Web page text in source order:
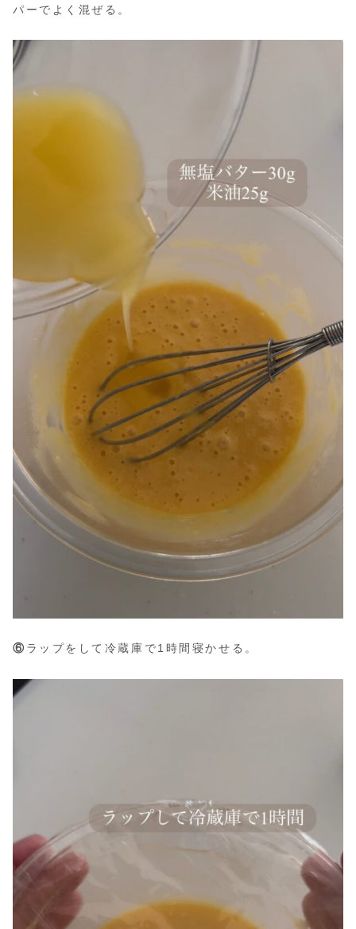
パーでよく混ぜる。
⑥ ラップをして冷蔵庫で1時間寝かせる。